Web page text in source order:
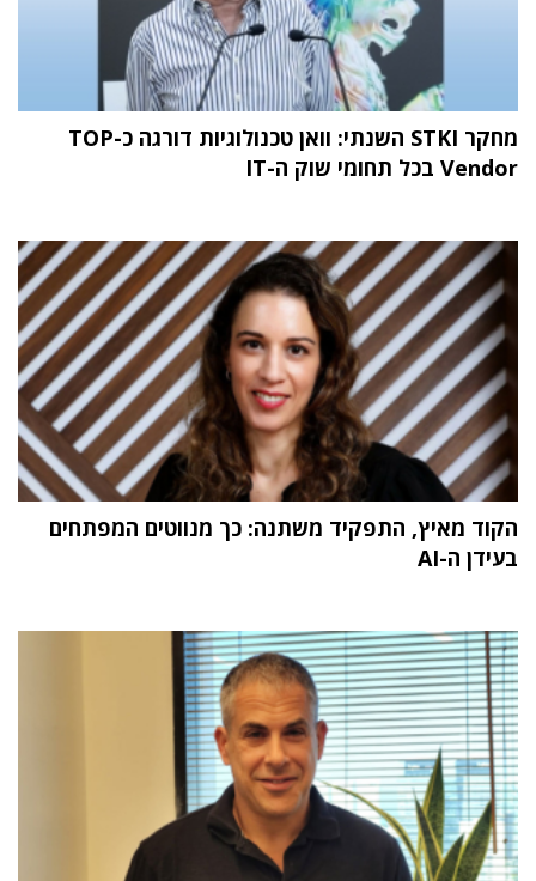
מחקר STKI השנתי: וואן טכנולוגיות דורגה כ-TOP
Vendor בכל תחומי שוק ה-IT
הקוד מאיץ, התפקיד משתנה: כך מנווטים המפתחים
בעידן ה-AI